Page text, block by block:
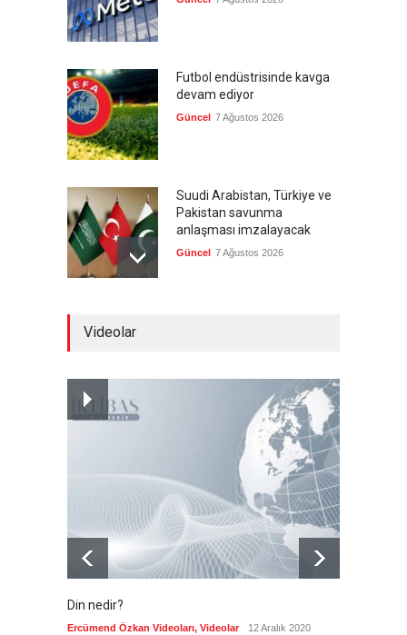
Futbol endüstrisinde kavga
devam ediyor
Güncel 7 Ağustos 2026
Suudi Arabistan, Türkiye ve
Pakistan savunma
anlaşması imzalayacak
Güncel 7 Ağustos 2026
İsrail'in tehdidi sonrası ABD,
yakıt ikmal uçaklarını geri
çekmeye başladı
Güncel 7 Ağustos 2026
Videolar
Din nedir?
Ercümend Özkan Videoları, Videolar 12 Aralık 2020